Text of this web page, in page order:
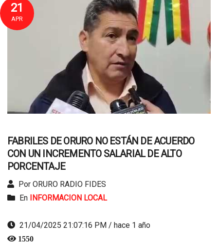
21
APR
FABRILES DE ORURO NO ESTÁN DE ACUERDO
CON UN INCREMENTO SALARIAL DE ALTO
PORCENTAJE
Por ORURO RADIO FIDES
En
INFORMACION LOCAL
21/04/2025 21:07:16 PM / hace 1 año
1550